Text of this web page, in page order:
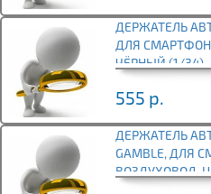
ДЕРЖАТЕЛЬ
ДЛЯ
ЧЁРНЫЙ (1/34)
555 р.
ДЕРЖАТЕЛЬ
GAMBLE, ДЛЯ
ВОЗДУХОВОД,